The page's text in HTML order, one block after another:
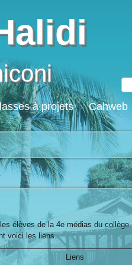
à projets Cahweb
élèves de la 4e médias du collège.
voici les liens.
Liens